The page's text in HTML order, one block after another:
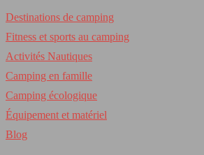
Destinations de camping
Fitness et sports au camping
Activités Nautiques
Camping en famille
Camping écologique
Équipement et matériel
Blog